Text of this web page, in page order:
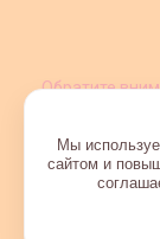
Обратите
Мы
сайтом и